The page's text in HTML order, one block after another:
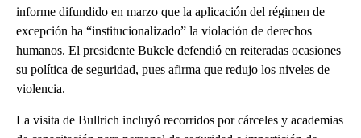
informe difundido en marzo que la aplicación del régimen de
excepción ha “institucionalizado” la violación de derechos
humanos. El presidente Bukele defendió en reiteradas ocasiones
su política de seguridad, pues afirma que redujo los niveles de
violencia.
La visita de Bullrich incluyó recorridos por cárceles y academias